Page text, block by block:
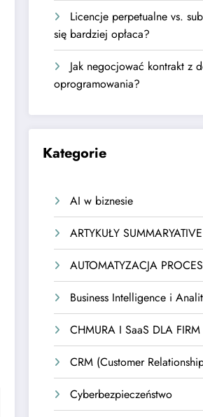
Licencje perpetualne vs.
się bardziej opłaca?
Jak negocjować kontrakt z
oprogramowania?
Kategorie
AI w biznesie
ARTYKUŁY SUMMARYATIVE
AUTOMATYZACJA
Business Intelligence i
CHMURA I SaaS DLA FIRM
CRM (Customer
Cyberbezpieczeństwo